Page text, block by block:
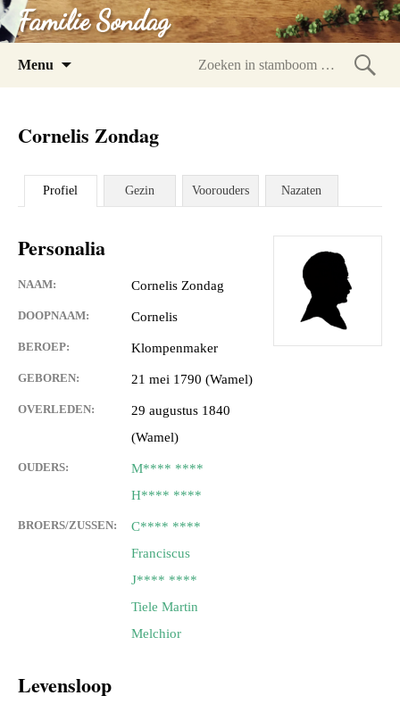
Familie Sondag
Menu
Cornelis Zondag
Profiel Gezin Voorouders Nazaten
Personalia
NAAM: Cornelis Zondag
DOOPNAAM: Cornelis
BEROEP: Klompenmaker
GEBOREN: 21 mei 1790 (Wamel)
OVERLEDEN:
29 augustus 1840
(Wamel)
OUDERS:
M**** ****
H**** ****
BROERS/ZUSSEN:
C**** ****
Franciscus
J**** ****
Tiele Martin
Melchior
Levensloop